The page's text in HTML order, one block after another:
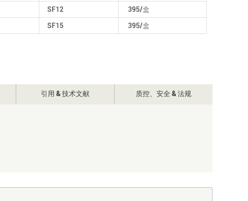
SF12 395/盒
SF15 395/盒
引用 & 技术文献 质控、安全 & 法规